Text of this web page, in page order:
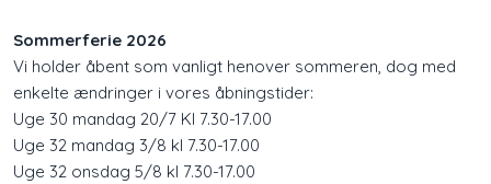
Sommerferie 2026
Vi holder åbent som vanligt henover sommeren, dog med
enkelte ændringer i vores åbningstider:
Uge 30 mandag 20/7 Kl 7.30-17.00
Uge 32 mandag 3/8 kl 7.30-17.00
Uge 32 onsdag 5/8 kl 7.30-17.00